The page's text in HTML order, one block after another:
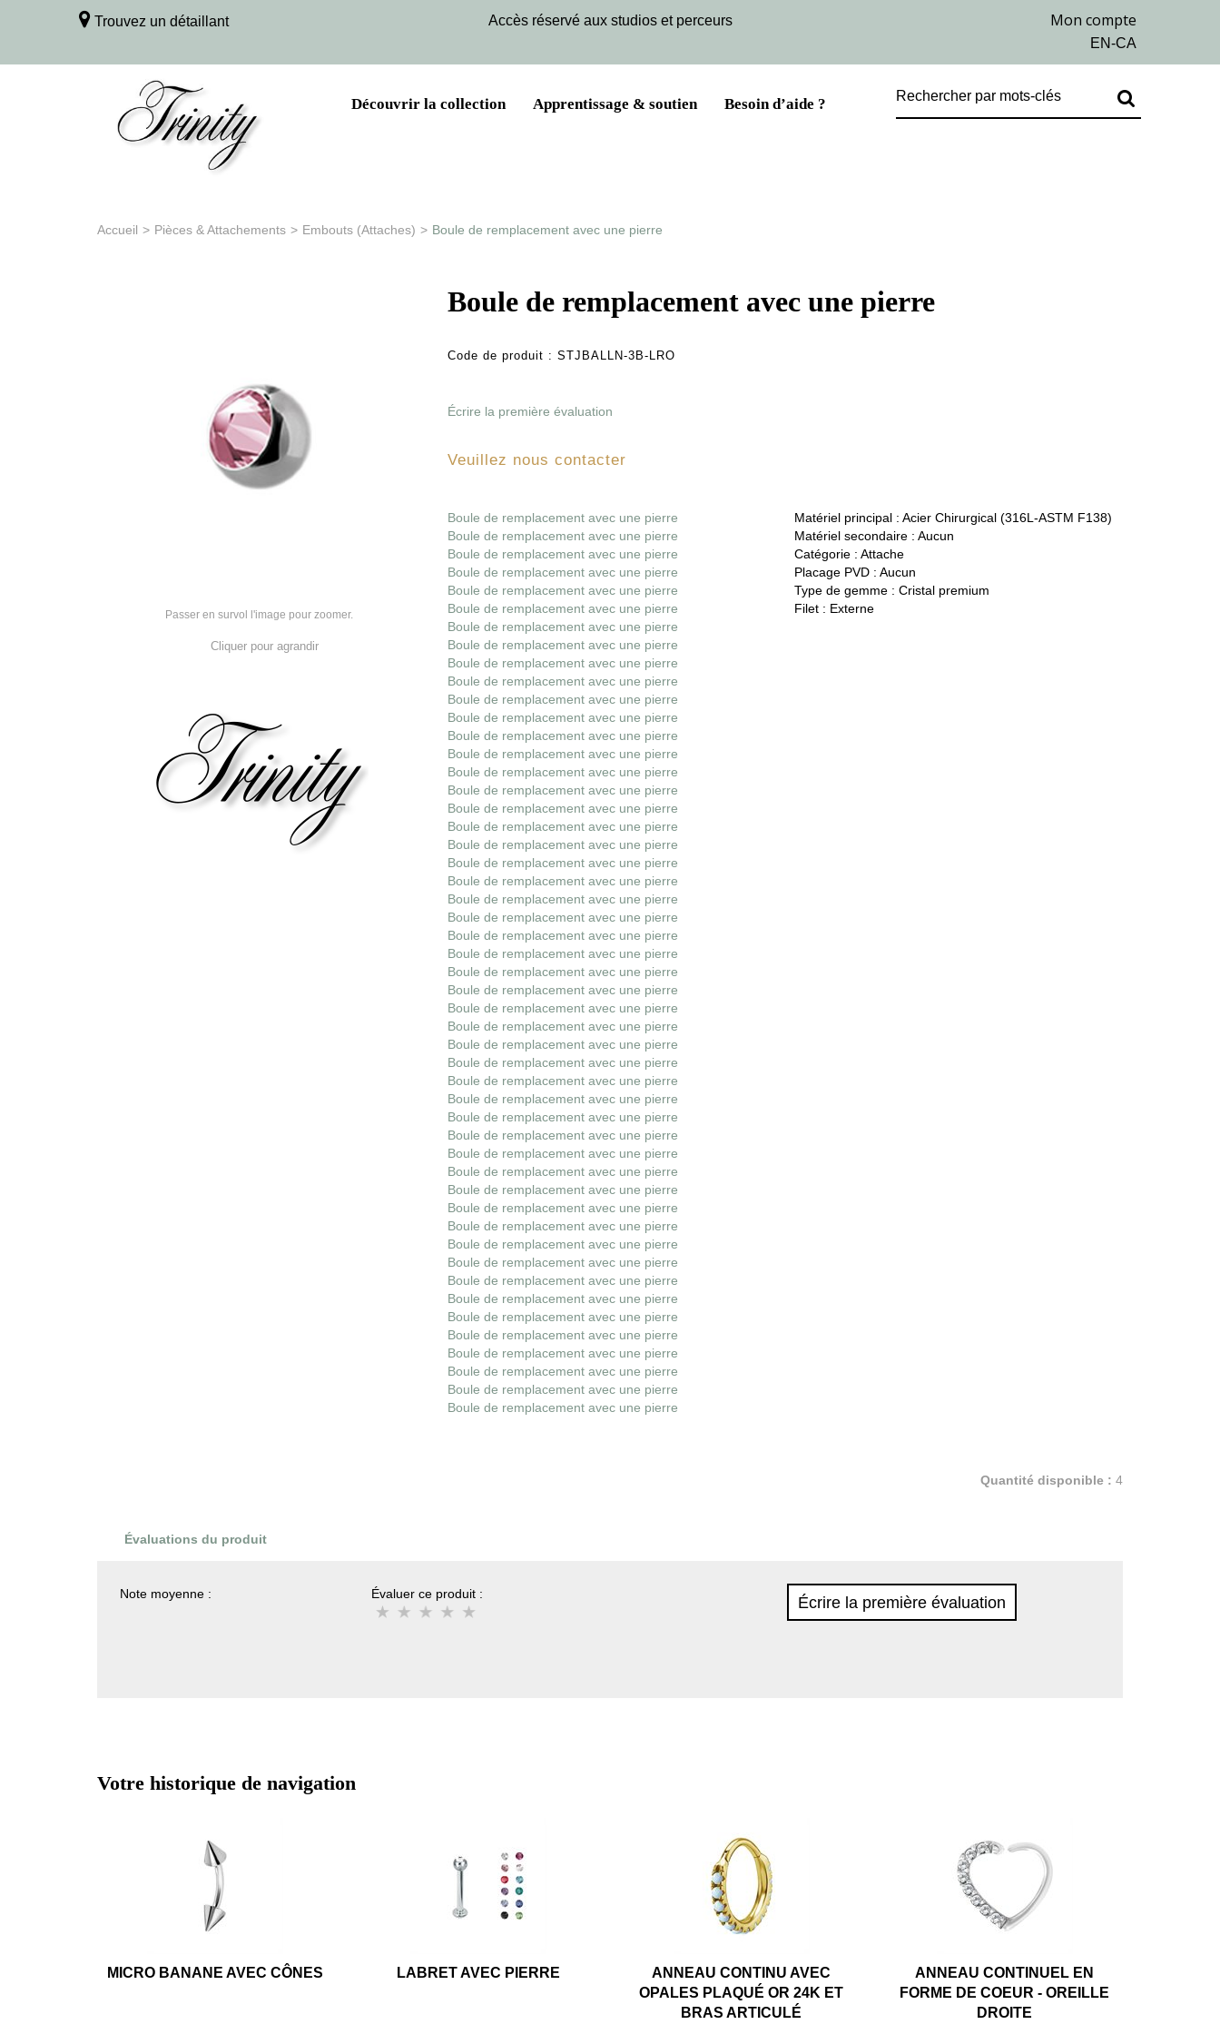
Trouvez un détaillant Accès réservé aux studios et perceurs
Découvrir la collection Apprentissage & soutien Besoin d’aide ?
Accueil > Pièces & Attachements > Embouts (Attaches) > Boule de remplacement avec une pierre
Passer en survol l'image pour zoomer.
Cliquer pour agrandir
Boule de remplacement avec une pierre
Code de produit :STJBALLN-3B-LRO
Écrire la première évaluation
Veuillez nous contacter
Boule de remplacement avec une pierre
Boule de remplacement avec une pierre
Boule de remplacement avec une pierre
Boule de remplacement avec une pierre
Boule de remplacement avec une pierre
Boule de remplacement avec une pierre
Boule de remplacement avec une pierre
Boule de remplacement avec une pierre
Boule de remplacement avec une pierre
Boule de remplacement avec une pierre
Boule de remplacement avec une pierre
Boule de remplacement avec une pierre
Boule de remplacement avec une pierre
Boule de remplacement avec une pierre
Boule de remplacement avec une pierre
Boule de remplacement avec une pierre
Boule de remplacement avec une pierre
Boule de remplacement avec une pierre
Boule de remplacement avec une pierre
Boule de remplacement avec une pierre
Boule de remplacement avec une pierre
Boule de remplacement avec une pierre
Boule de remplacement avec une pierre
Boule de remplacement avec une pierre
Boule de remplacement avec une pierre
Boule de remplacement avec une pierre
Boule de remplacement avec une pierre
Boule de remplacement avec une pierre
Boule de remplacement avec une pierre
Boule de remplacement avec une pierre
Boule de remplacement avec une pierre
Boule de remplacement avec une pierre
Boule de remplacement avec une pierre
Boule de remplacement avec une pierre
Boule de remplacement avec une pierre
Boule de remplacement avec une pierre
Boule de remplacement avec une pierre
Boule de remplacement avec une pierre
Boule de remplacement avec une pierre
Boule de remplacement avec une pierre
Boule de remplacement avec une pierre
Boule de remplacement avec une pierre
Boule de remplacement avec une pierre
Boule de remplacement avec une pierre
Boule de remplacement avec une pierre
Boule de remplacement avec une pierre
Boule de remplacement avec une pierre
Boule de remplacement avec une pierre
Boule de remplacement avec une pierre
Boule de remplacement avec une pierre
Matériel principal : Acier Chirurgical (316L-ASTM F138)
Matériel secondaire : Aucun
Catégorie : Attache
Placage PVD : Aucun
Type de gemme : Cristal premium
Filet : Externe
Quantité disponible : 4
Évaluations du produit
Note moyenne : Évaluer ce produit : Écrire la première évaluation
Votre historique de navigation
MICRO BANANE AVEC CÔNES LABRET AVEC PIERRE
ANNEAU CONTINU AVEC
OPALES PLAQUÉ OR 24K ET
BRAS ARTICULÉ
ANNEAU CONTINUEL EN
FORME DE COEUR - OREILLE
DROITE